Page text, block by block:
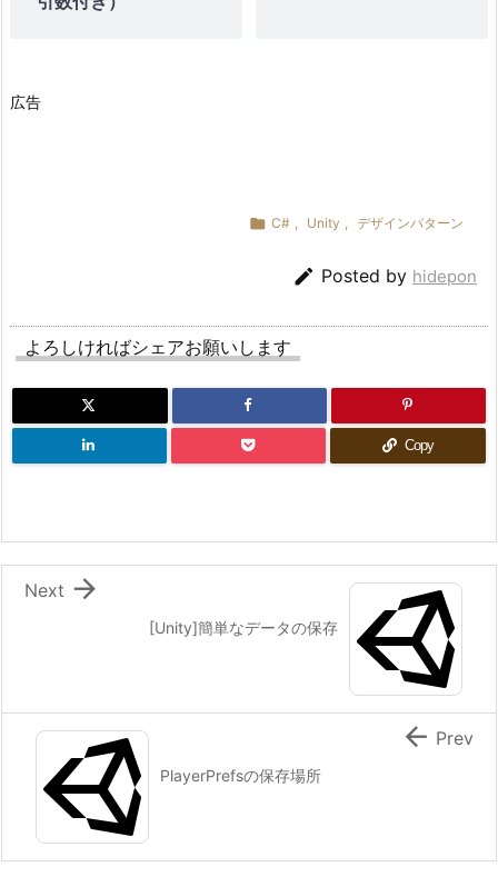
広告
 C# , Unity , デザインパターン
 Posted by hidepon
よろしければシェアお願いします
Copy
[Unity]簡単なデータの保存

Next
PlayerPrefsの保存場所
 Prev